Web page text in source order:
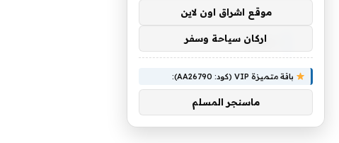
ابحث
موقع اشراق اون لاين
اركان سياحة وسفر
باقة متميزة VIP (كود: AA26790):
ماسنجر المسلم